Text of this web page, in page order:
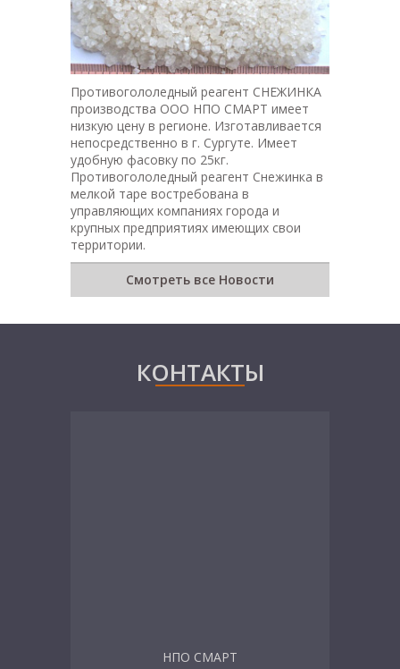
Противогололедный реагент СНЕЖИНКА
производства ООО НПО СМАРТ имеет
низкую цену в регионе. Изготавливается
непосредственно в г. Сургуте. Имеет
удобную фасовку по 25кг.
Противогололедный реагент Снежинка в
мелкой таре востребована в
управляющих компаниях города и
крупных предприятиях имеющих свои
территории.
Смотреть все Новости
КОНТАКТЫ
НПО СМАРТ